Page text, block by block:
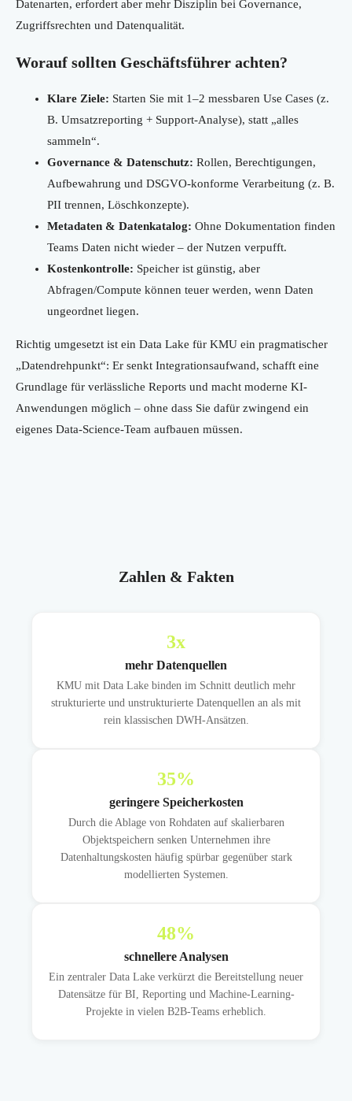
Datenarten, erfordert aber mehr Disziplin bei Governance,
Zugriffsrechten und Datenqualität.
Worauf sollten Geschäftsführer achten?
Klare Ziele: Starten Sie mit 1–2 messbaren Use Cases (z.
B. Umsatzreporting + Support-Analyse), statt „alles
sammeln“.
Governance & Datenschutz: Rollen, Berechtigungen,
Aufbewahrung und DSGVO-konforme Verarbeitung (z. B.
PII trennen, Löschkonzepte).
Metadaten & Datenkatalog: Ohne Dokumentation finden
Teams Daten nicht wieder – der Nutzen verpufft.
Kostenkontrolle: Speicher ist günstig, aber
Abfragen/Compute können teuer werden, wenn Daten
ungeordnet liegen.
Richtig umgesetzt ist ein Data Lake für KMU ein pragmatischer
„Datendrehpunkt“: Er senkt Integrationsaufwand, schafft eine
Grundlage für verlässliche Reports und macht moderne KI-
Anwendungen möglich – ohne dass Sie dafür zwingend ein
eigenes Data-Science-Team aufbauen müssen.
Zahlen & Fakten
3x
mehr Datenquellen
KMU mit Data Lake binden im Schnitt deutlich mehr
strukturierte und unstrukturierte Datenquellen an als mit
rein klassischen DWH-Ansätzen.
35%
geringere Speicherkosten
Durch die Ablage von Rohdaten auf skalierbaren
Objektspeichern senken Unternehmen ihre
Datenhaltungskosten häufig spürbar gegenüber stark
modellierten Systemen.
48%
schnellere Analysen
Ein zentraler Data Lake verkürzt die Bereitstellung neuer
Datensätze für BI, Reporting und Machine-Learning-
Projekte in vielen B2B-Teams erheblich.